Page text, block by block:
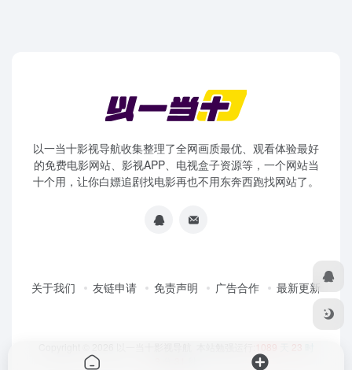
以一当十影视导航收集整理了全网画质最优、观看体验最好
的免费电影网站、影视APP、电视盒子资源等，一个网站当
十个用，让你白嫖追剧找电影再也不用东奔西跑找网站了。
关于我们 友链申请 免责声明 广告合作 最新更新